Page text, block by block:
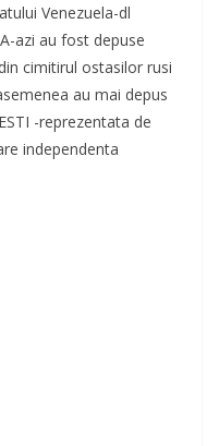
Venezuela-dl
azi au fost depuse
cimitirul ostasilor rusi
au mai depus
-reprezentata de
independenta
!